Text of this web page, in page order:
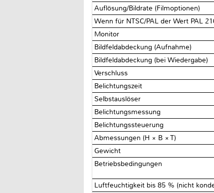
Auflösung/Bildrate (Filmoptionen)
Wenn für NTSC/PAL der Wert PAL
Monitor
Bildfeldabdeckung (Aufnahme)
Bildfeldabdeckung (bei Wiedergabe)
Verschluss
Belichtungszeit
Selbstauslöser
Belichtungsmessung
Belichtungssteuerung
Abmessungen (H × B × T)
Gewicht
Betriebsbedingungen
Luftfeuchtigkeit bis 85 % (nicht